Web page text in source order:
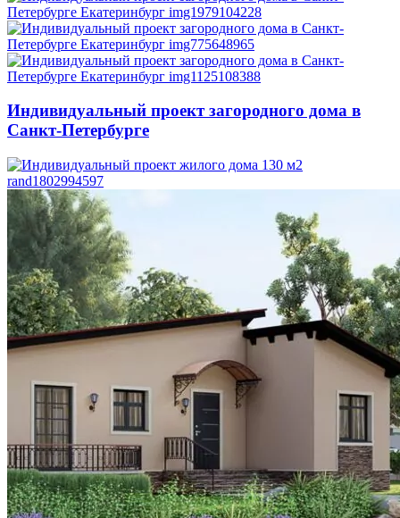
Индивидуальный проект загородного дома в
Санкт-Петербурге